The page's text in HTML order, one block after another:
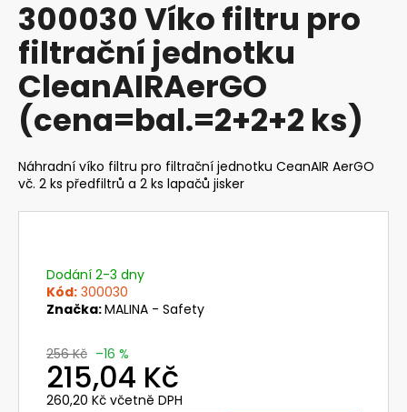
produktu
je
0,0
5
hvězdiček.
300030 Víko filtru pro
filtrační jednotku
CleanAIRAerGO
(cena=bal.=2+2+2 ks)
Náhradní víko filtru pro filtrační jednotku CeanAIR AerGO
vč. 2 ks předfiltrů a 2 ks lapačů jisker
Dodání 2-3 dny
Kód: 300030
Značka:MALINA - Safety
256 Kč –16 %
215,04 Kč
260,20 Kč včetně DPH
a
j
í
t
?
HLEDAT